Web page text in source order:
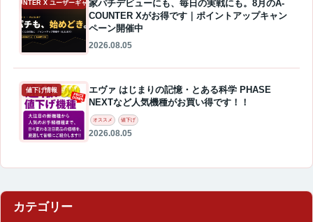
A-COUNTER X ユーザーギャラリー家パチデビューにも、毎日の実戦にも。8月のA-
COUNTER Xがお得です｜ポイントアップキャン
ペーン開催中
2026.08.05
値下げ情報
エヴァ はじまりの記憶・とある科学 PHASE
NEXTなど人気機種がお買い得です！！
オススメ 値下げ
2026.08.05
カテゴリー